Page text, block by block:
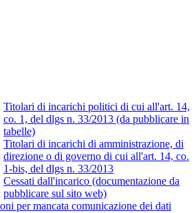
Titolari di incarichi politici di cui all'art. 14,
co. 1, del dlgs n. 33/2013 (da pubblicare in
tabelle)
Titolari di incarichi di amministrazione, di
direzione o di governo di cui all'art. 14, co.
1-bis, del dlgs n. 33/2013
Cessati dall'incarico (documentazione da
pubblicare sul sito web)
per mancata comunicazione dei dati